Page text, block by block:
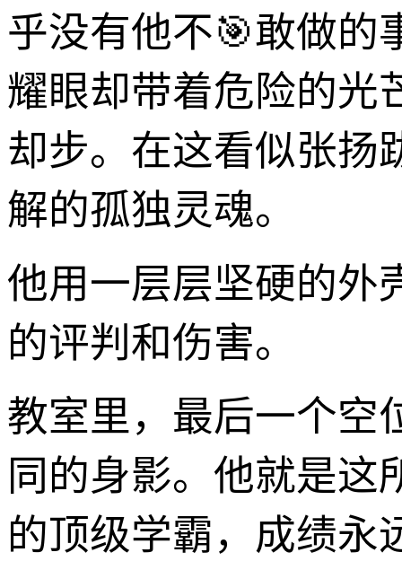
乎没有他不🎯敢做的
耀眼却带着危险的光
却步。在这看似张扬
解的孤独灵魂。
他用一层层坚硬的外
的评判和伤害。
教室里，最后一个空
同的身影。他就是
的顶级学霸，成绩永